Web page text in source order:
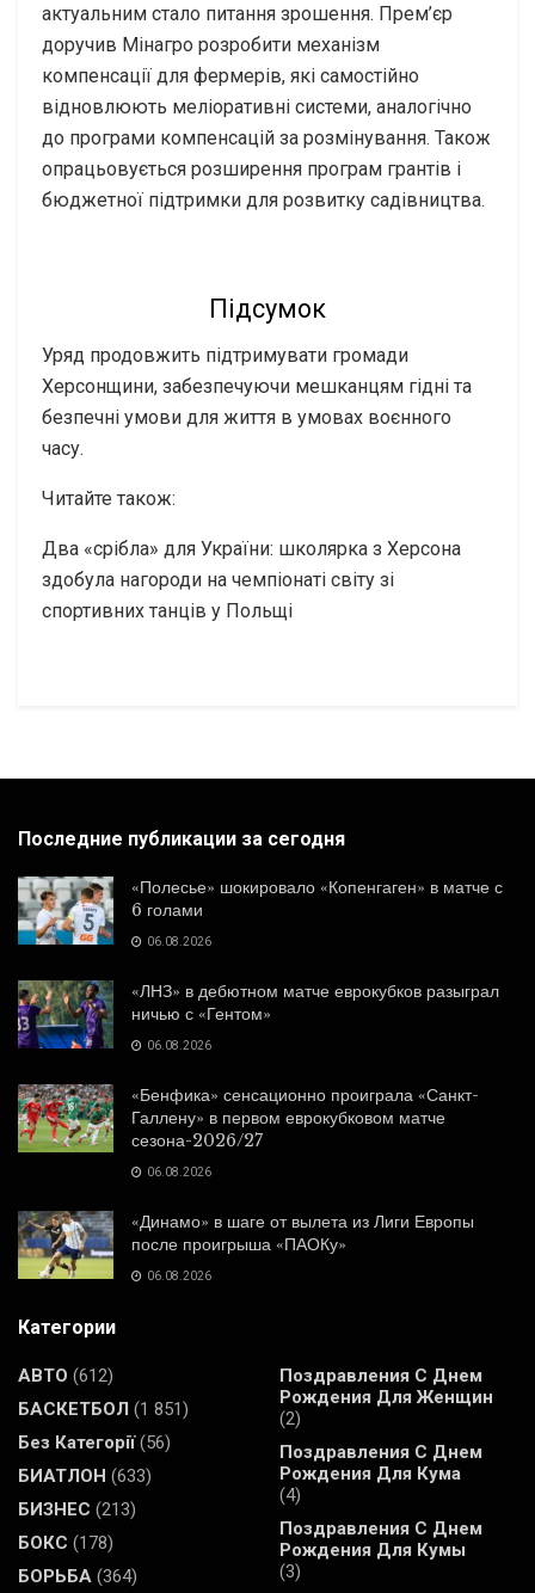
актуальним стало питання зрошення. Прем’єр
доручив Мінагро розробити механізм
компенсації для фермерів, які самостійно
відновлюють меліоративні системи, аналогічно
до програми компенсацій за розмінування. Також
опрацьовується розширення програм грантів і
бюджетної підтримки для розвитку садівництва.
Підсумок
Уряд продовжить підтримувати громади
Херсонщини, забезпечуючи мешканцям гідні та
безпечні умови для життя в умовах воєнного
часу.
Читайте також:
Два «срібла» для України: школярка з Херсона
здобула нагороди на чемпіонаті світу зі
спортивних танців у Польщі
Последние публикации за сегодня
«Полесье» шокировало «Копенгаген» в матче с
6 голами
06.08.2026
«ЛНЗ» в дебютном матче еврокубков разыграл
ничью с «Гентом»
06.08.2026
«Бенфика» сенсационно проиграла «Санкт-
Галлену» в первом еврокубковом матче
сезона-2026/27
06.08.2026
«Динамо» в шаге от вылета из Лиги Европы
после проигрыша «ПАОКу»
06.08.2026
Категории
АВТО (612)
БАСКЕТБОЛ (1 851)
Без Категорії(56)
БИАТЛОН (633)
БИЗНЕС (213)
БОКС (178)
БОРЬБА (364)
Поздравления С Днем
Рождения Для Женщин
(2)
Поздравления С Днем
Рождения Для Кума
(4)
Поздравления С Днем
Рождения Для Кумы
(3)